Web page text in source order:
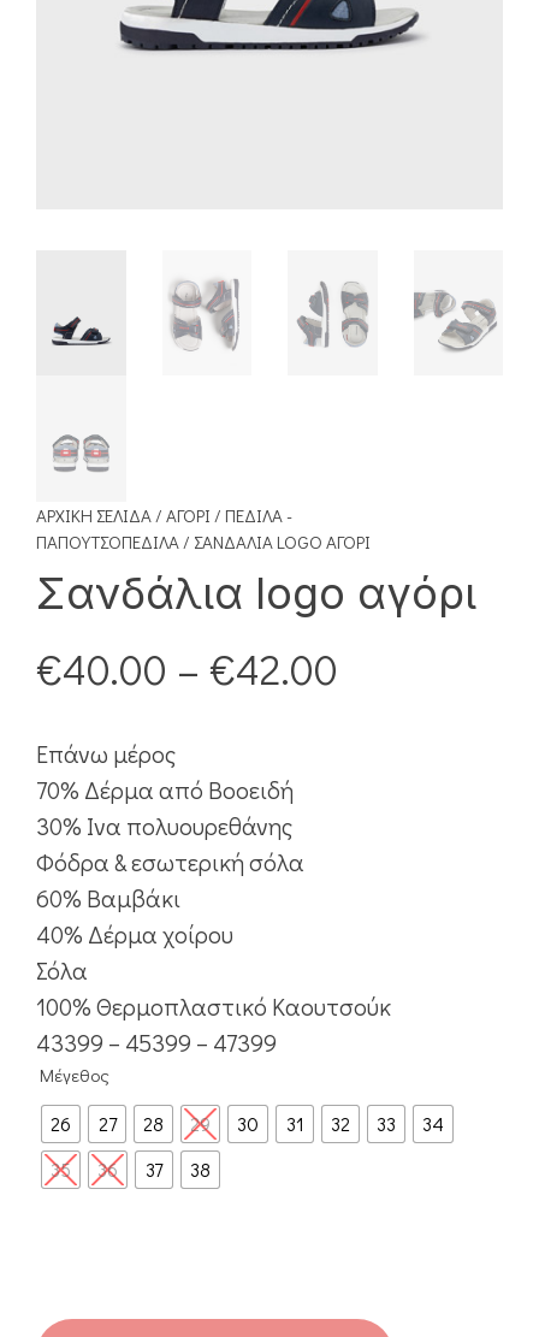
ΑΡΧΙΚΉ ΣΕΛΊΔΑ / ΑΓΌΡΙ / ΠΈΔΙΛΑ -
ΠΑΠΟΥΤΣΟΠΈΔΙΛΑ / ΣΑΝΔΆΛΙΑ LOGO ΑΓΌΡΙ
Σανδάλια logo αγόρι
€40.00 – €42.00
Επάνω μέρος
70% Δέρμα από Βοοειδή
30% Ινα πολυουρεθάνης
Φόδρα & εσωτερική σόλα
60% Βαμβάκι
40% Δέρμα χοίρου
Σόλα
100% Θερμοπλαστικό Καουτσούκ
43399 – 45399 – 47399
Μέγεθος
26 27 28 29 30 31 32 33
34
35
36 37 38